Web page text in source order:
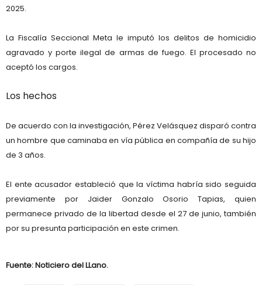
2025.
La Fiscalía Seccional Meta le imputó los delitos de homicidio
agravado yporte ilegal de armas de fuego. El procesadono
aceptó los cargos.
Los hechos
De acuerdo con la investigación, Pérez Velásquez disparó contra
un hombre que caminaba en vía pública en compañía de su hijo
de 3 años.
El ente acusador estableció que la víctima habría sido seguida
previamente por Jaider Gonzalo Osorio Tapias, quien
permanece privado de la libertad desde el 27 de junio, también
por su presunta participación en este crimen.
Fuente: Noticiero del LLano.